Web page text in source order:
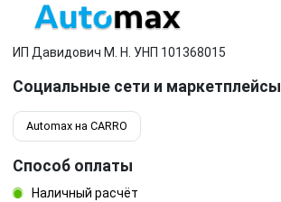
ИП Давидович М. Н. УНП 101368015
Социальные сети и маркетплейсы
Automax на CARRO
Способ оплаты
Наличный расчёт